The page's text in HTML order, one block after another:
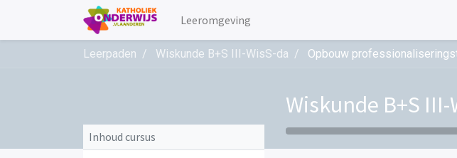
Leeromgeving
Leerpaden Wiskunde B+S III-WisS-da Opbouw
Wiskunde B+S III-
Inhoud cursus